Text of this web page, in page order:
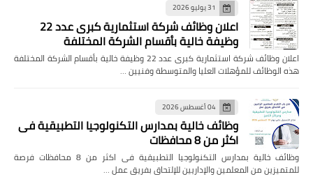
31 يوليو 2026
اعلان وظائف شركة استثمارية كبرى عدد 22
وظيفة خالية بأقسام الشركة المختلفة
اعلان وظائف شركة استثمارية كبرى عدد 22 وظيفة خالية بأقسام الشركة المختلفة
هذه الوظائف للمؤهلات العليا والمتوسطة وفنيين …
04 أغسطس 2026
وظائف خالية بمدارس التكنولوجيا التطبيقية فى
اكثر من 8 محافظات
وظائف خالية بمدارس التكنولوجيا التطبيقية فى اكثر من 8 محافظات فرصة
للمتميزين من المعلمين والإداريين للإلتحاق بفريق عمل …